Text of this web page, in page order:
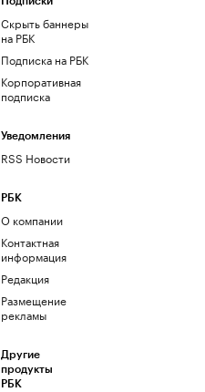
Скрыть баннеры
на РБК
Подписка на РБК
Корпоративная
подписка
Уведомления
RSS Новости
РБК
О компании
Контактная
информация
Редакция
Размещение
рекламы
Другие
продукты
РБК